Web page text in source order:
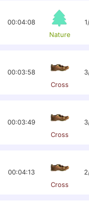
00:04:08
Nature
00:03:58
Cross
00:03:49
Cross
00:04:13
Cross